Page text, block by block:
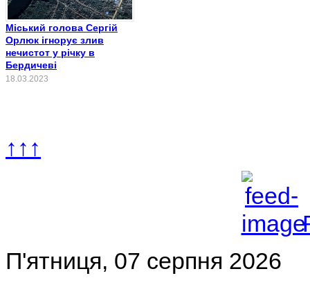
Міський голова Сергій
Орлюк ігнорує злив
нечистот у річку в
Бердичеві
18.03.2023
↑↑↑
П'ятниця, 07 серпня 2026